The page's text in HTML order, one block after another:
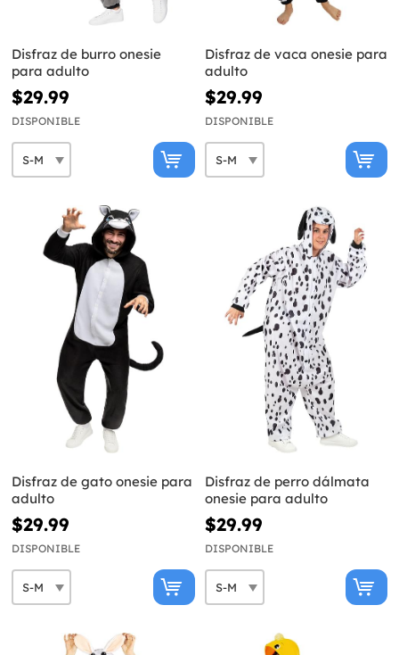
Disfraz de burro onesie
para adulto
$29.99
DISPONIBLE
Disfraz de vaca onesie para
adulto
$29.99
DISPONIBLE
Disfraz de gato onesie para
adulto
$29.99
DISPONIBLE
Disfraz de perro dálmata
onesie para adulto
$29.99
DISPONIBLE